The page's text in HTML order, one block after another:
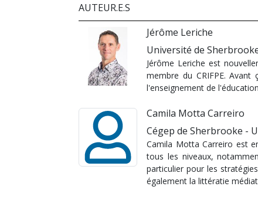
AUTEUR.E.S
Jérôme Leriche
Université de
Jérôme Leriche est
membre du CRIFPE.
l'enseignement de
Camila Motta Carreiro
Cégep de Sherbrooke -
Camila Motta Carreiro est
tous les niveaux,
particulier pour les
également la littératie